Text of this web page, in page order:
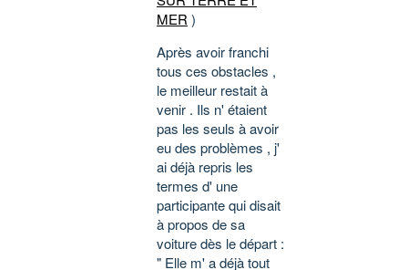
MER )
Après avoir franchi
tous ces obstacles ,
le meilleur restait à
venir . Ils n' étaient
pas les seuls à avoir
eu des problèmes , j'
ai déjà repris les
termes d' une
participante qui disait
à propos de sa
voiture dès le départ :
" Elle m' a déjà tout